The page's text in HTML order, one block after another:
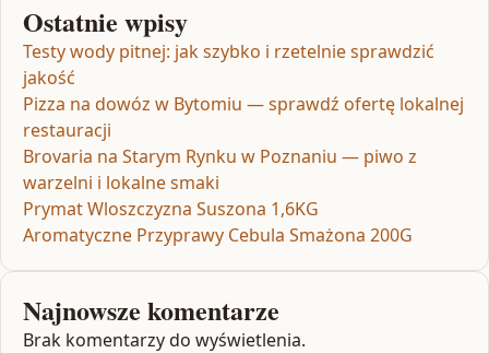
Ostatnie wpisy
Testy wody pitnej: jak szybko i rzetelnie sprawdzić
jakość
Pizza na dowóz w Bytomiu — sprawdź ofertę lokalnej
restauracji
Brovaria na Starym Rynku w Poznaniu — piwo z
warzelni i lokalne smaki
Prymat Wloszczyzna Suszona 1,6KG
Aromatyczne Przyprawy Cebula Smażona 200G
Najnowsze komentarze
Brak komentarzy do wyświetlenia.